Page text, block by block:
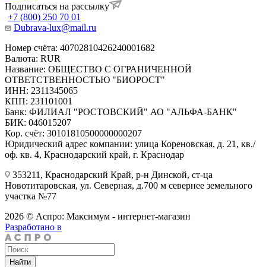
Подписаться на рассылку
+7 (800) 250 70 01
Dubrava-lux@mail.ru
Номер счёта: 40702810426240001682
Валюта: RUR
Название: ОБЩЕСТВО С ОГРАНИЧЕННОЙ
ОТВЕТСТВЕННОСТЬЮ "БИОРОСТ"
ИНН: 2311345065
КПП: 231101001
Банк: ФИЛИАЛ "РОСТОВСКИЙ" АО "АЛЬФА-БАНК"
БИК: 046015207
Кор. счёт: 30101810500000000207
Юридический адрес компании: улица Кореновская, д. 21, кв./
оф. кв. 4, Краснодарский край, г. Краснодар
353211, Краснодарский Край, р-н Динской, ст-ца
Новотитаровская, ул. Северная, д.700 м севернее земельного
участка №77
2026 © Аспро: Максимум - интернет-магазин
Разработано в
Найти